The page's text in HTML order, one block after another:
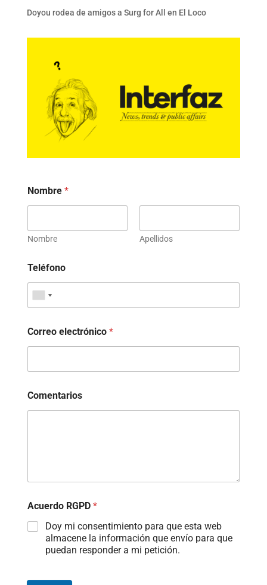
Doyou rodea de amigos a Surg for All en El Loco
Nombre *
Nombre Apellidos
Teléfono
Correo electrónico *
Comentarios
Acuerdo RGPD *
Doy mi consentimiento para que esta web
almacene la información que envío para que
puedan responder a mi petición.